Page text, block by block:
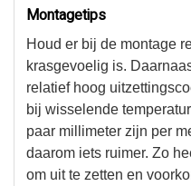
Montagetips
Houd er bij de montage
krasgevoelig is.
relatief hoog
bij wisselende
paar millimeter zijn per
daarom iets ruimer. Zo
om uit te zetten en